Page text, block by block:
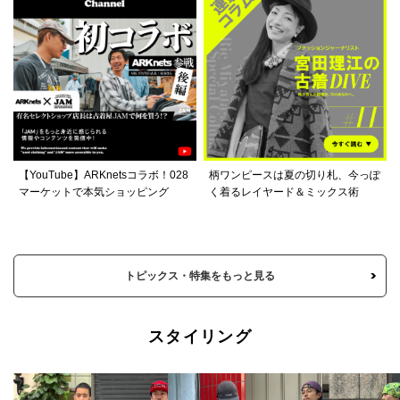
【YouTube】ARKnetsコラボ！028
マーケットで本気ショッピング
柄ワンピースは夏の切り札、今っぽ
く着るレイヤード＆ミックス術
トピックス・特集をもっと見る
スタイリング